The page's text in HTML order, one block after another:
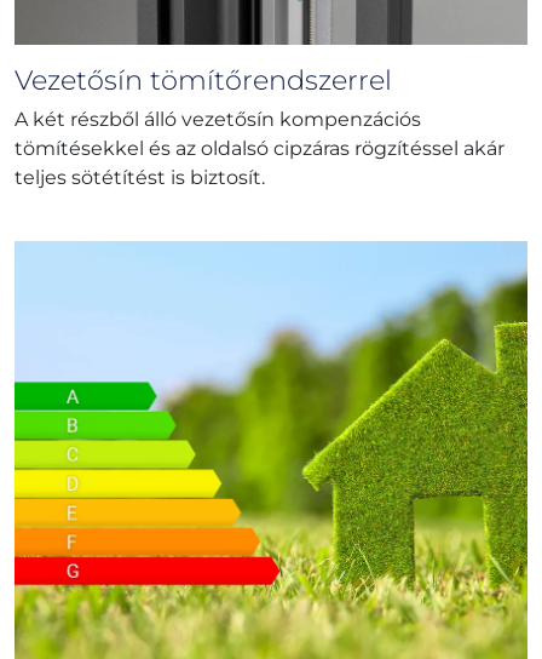
Vezetősín tömítőrendszerrel
A két részből álló vezetősín kompenzációs
tömítésekkel és az oldalsó cipzáras rögzítéssel akár
teljes sötétítést is biztosít.